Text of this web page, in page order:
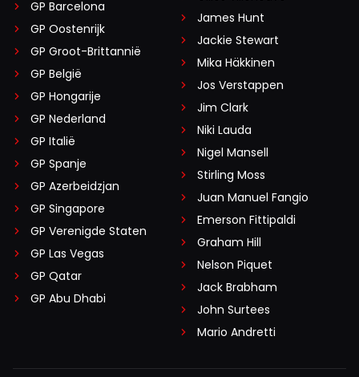
GP Barcelona
GP Oostenrijk
GP Groot-Brittannië
GP België
GP Hongarije
GP Nederland
GP Italië
GP Spanje
GP Azerbeidzjan
GP Singapore
GP Verenigde Staten
GP Las Vegas
GP Qatar
GP Abu Dhabi
James Hunt
Jackie Stewart
Mika Häkkinen
Jos Verstappen
Jim Clark
Niki Lauda
Nigel Mansell
Stirling Moss
Juan Manuel Fangio
Emerson Fittipaldi
Graham Hill
Nelson Piquet
Jack Brabham
John Surtees
Mario Andretti